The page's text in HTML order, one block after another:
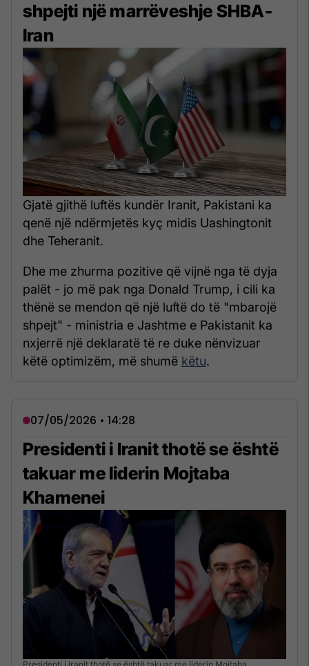
shpejti një marrëveshje SHBA-
Iran
Gjatë gjithë luftës kundër Iranit, Pakistani ka
qenë një ndërmjetës kyç midis Uashingtonit
dhe Teheranit.
Dhe me zhurma pozitive që vijnë nga të dyja
palët - jo më pak nga Donald Trump, i cili ka
thënë se mendon që një luftë do të "mbarojë
shpejt" - ministria e Jashtme e Pakistanit ka
nxjerrë një deklaratë të re duke nënvizuar
këtë optimizëm, më shumë këtu.
07/05/2026 • 14:28
Presidenti i Iranit thotë se është
takuar me liderin Mojtaba
Khamenei